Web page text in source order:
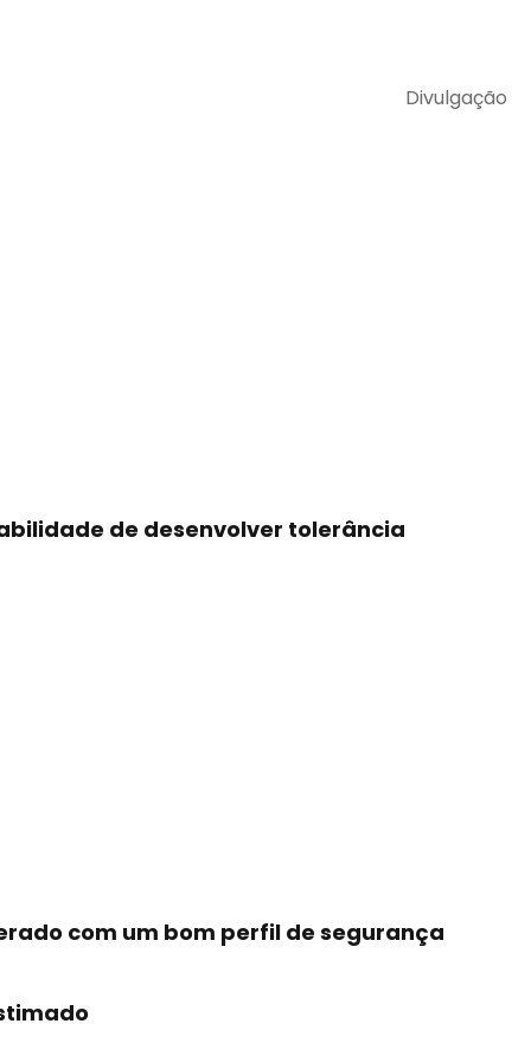
Divulgação
de desenvolver tolerância
com um bom perfil de segurança